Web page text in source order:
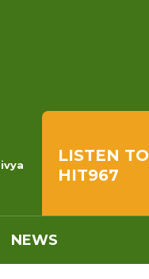
LISTEN TO
HIT967
NEWS